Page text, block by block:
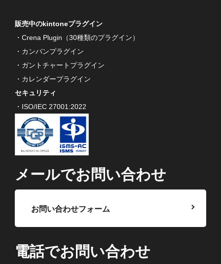
販売中のkintoneプラグイン
・Crena Plugin（30種類のプラグイン）
・カンバンプラグイン
・ガントチャートプラグイン
・カレンダープラグイン
セキュリティ
・ISO/IEC 27001:2022
メールでお問い合わせ
お問い合わせフォーム
電話でお問い合わせ